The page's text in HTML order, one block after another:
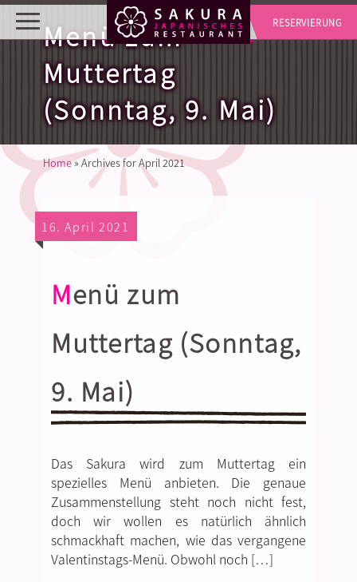
RESERVIERUNG
Menü zum
Muttertag
(Sonntag, 9. Mai)
Home»Archives for April 2021
16. April 2021
Menü zum
Muttertag (Sonntag,
9. Mai)
Das Sakura wird zum Muttertag ein
spezielles Menü anbieten. Die genaue
Zusammenstellung steht noch nicht fest,
doch wir wollen es natürlich ähnlich
schmackhaft machen, wie das vergangene
Valentinstags-Menü. Obwohl noch […]